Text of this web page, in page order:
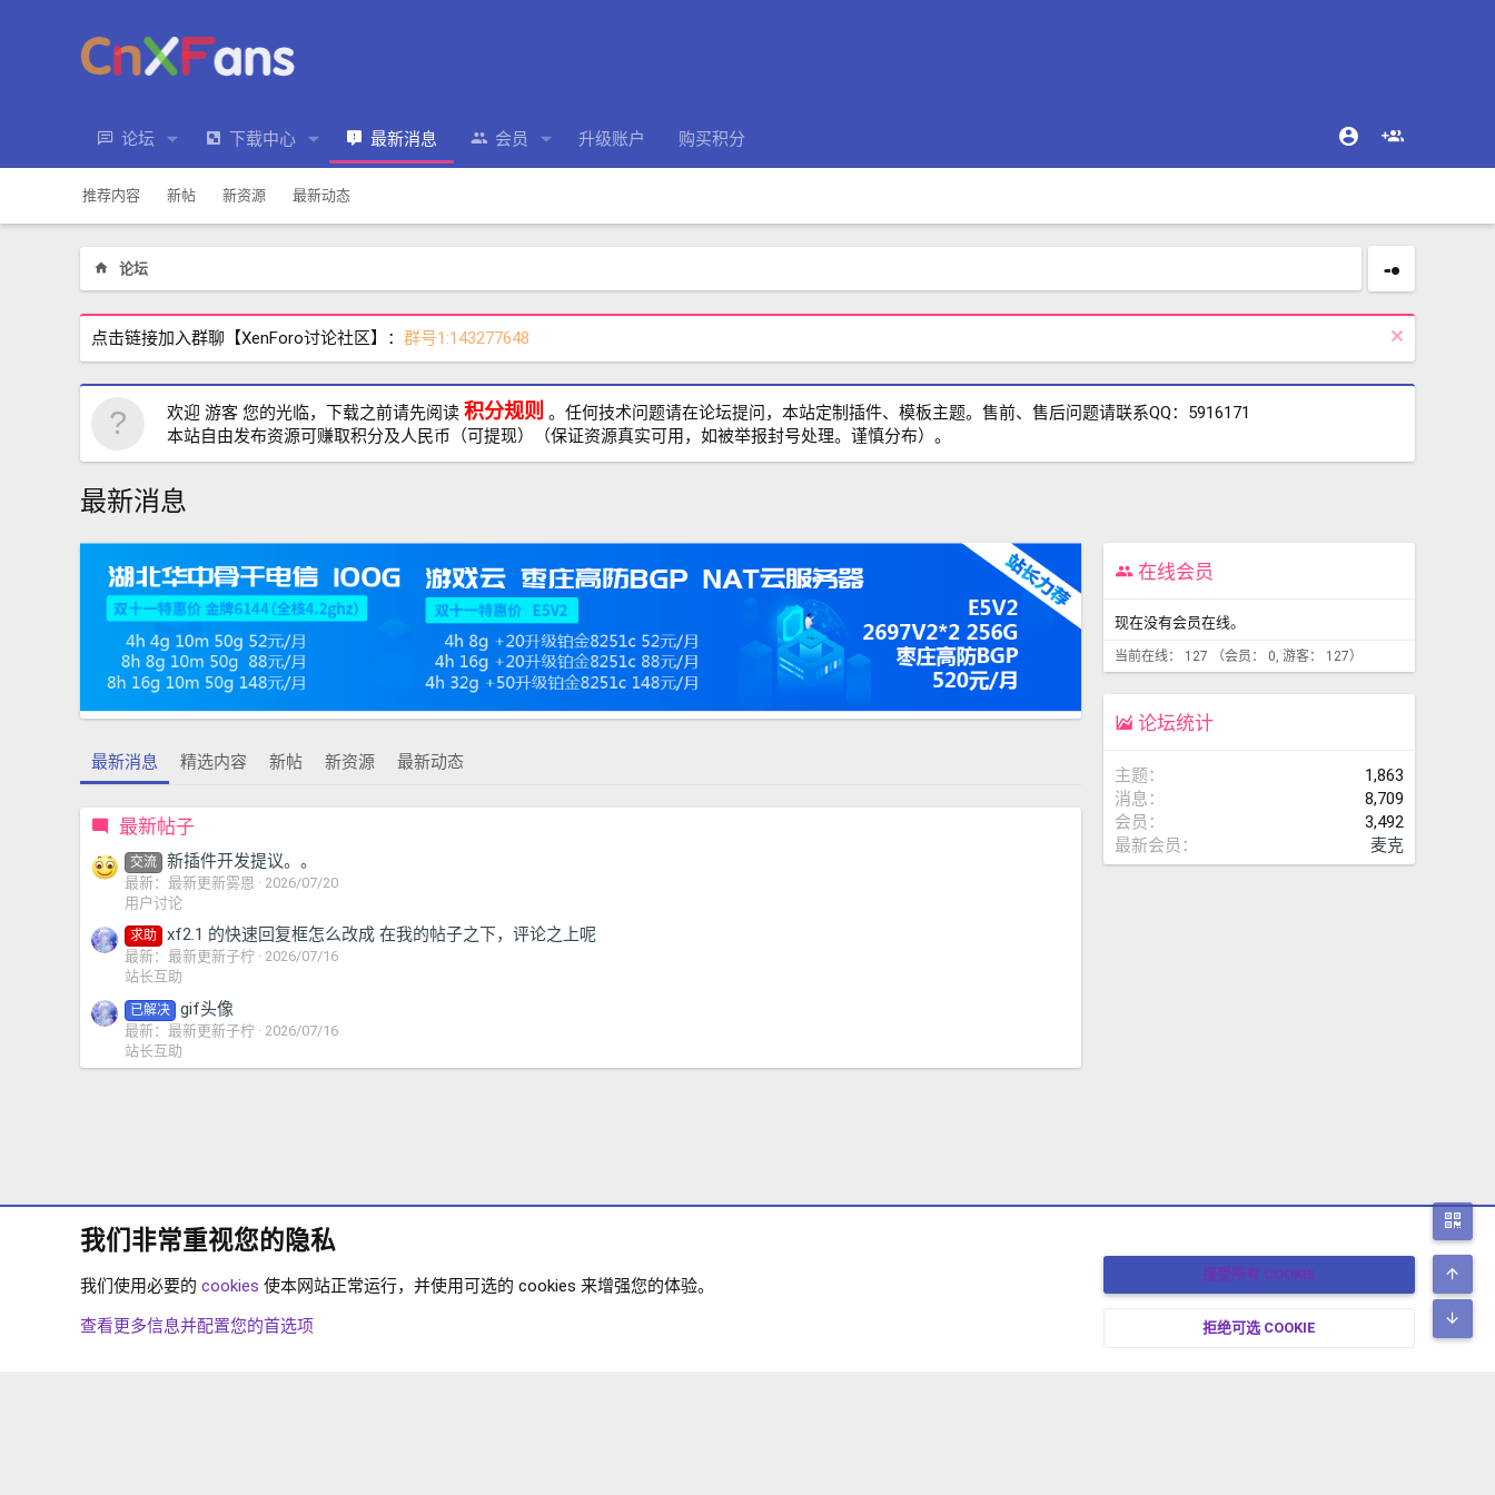
论坛 下载中心 最新消息 会员 升级账户 购买积分
推荐内容 新帖 新资源 最新动态
论坛
点击链接加入群聊【XenForo讨论社区】： 群号1:143277648
欢迎 游客 您的光临，下载之前请先阅读 积分规则 。任何技术问题请在论坛提问，本站定制插件、模板主题。售前、售后问题请联系QQ：5916171
本站自由发布资源可赚取积分及人民币（可提现）（保证资源真实可用，如被举报封号处理。谨慎分布）。
最新消息
最新消息 精选内容 新帖 新资源 最新动态
最新帖子
交流 新插件开发提议。。
最新：最新更新雾恩
2026/07/20
用户讨论
求助 xf2.1 的快速回复框怎么改成 在我的帖子之下，评论之上呢
最新：最新更新子柠
2026/07/16
站长互助
已解决 gif头像
最新：最新更新子柠
2026/07/16
站长互助
在线会员
现在没有会员在线。
当前在线： 127 （会员： 0, 游客： 127）
论坛统计
主题
1,863
消息
8,709
会员
3,492
最新会员
麦克
我们非常重视您的隐私
我们使用必要的 cookies 使本网站正常运行，并使用可选的 cookies 来增强您的体验。
查看更多信息并配置您的首选项
接受所有 COOKIE
拒绝可选 COOKIE